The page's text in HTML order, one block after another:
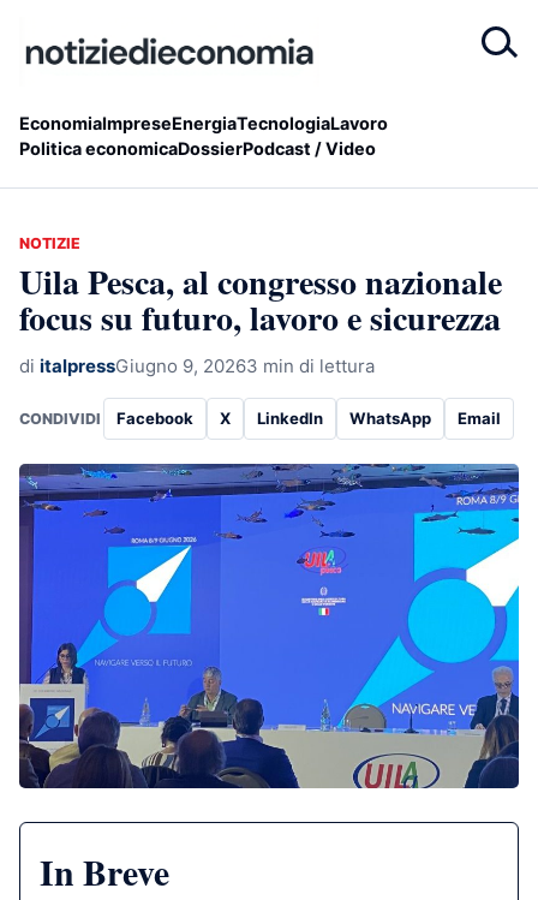
EconomiaImpreseEnergiaTecnologiaLavoro
Politica economicaDossierPodcast / Video
NOTIZIE
Uila Pesca, al congresso nazionale
focus su futuro, lavoro e sicurezza
di italpressGiugno 9, 20263 min di lettura
CONDIVIDI Facebook X LinkedIn WhatsApp Email
In Breve